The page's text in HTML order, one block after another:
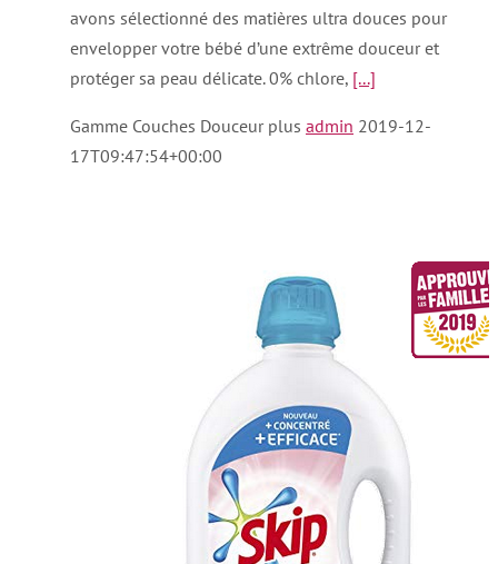
avons sélectionné des matières ultra douces pour
envelopper votre bébé d’une extrême douceur et
protéger sa peau délicate. 0% chlore, [...]
Gamme Couches Douceur plus admin 2019-12-
17T09:47:54+00:00